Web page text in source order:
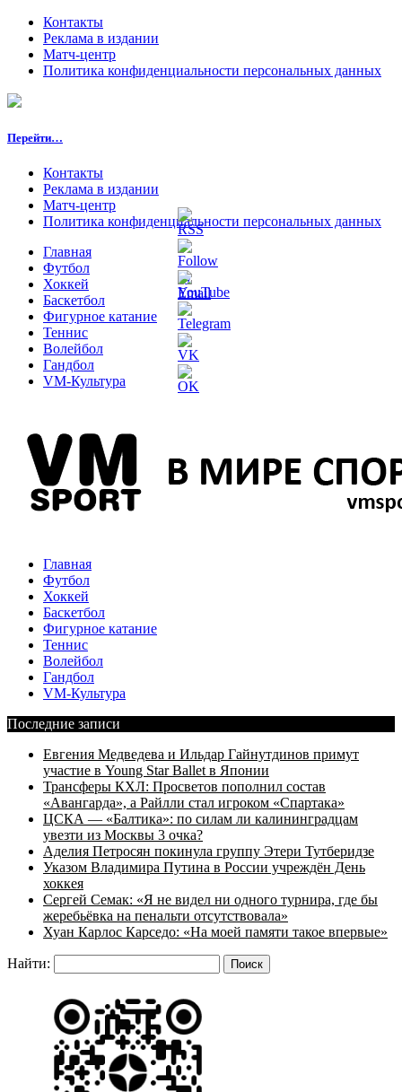
Контакты
Реклама в издании
Матч-центр
Политика конфиденциальности персональных данных
Перейти…
Контакты
Реклама в издании
Матч-центр
Политика конфиденциальности персональных данных
Главная
Футбол
Хоккей
Баскетбол
Фигурное катание
Теннис
Волейбол
Гандбол
VM-Культура
Главная
Футбол
Хоккей
Баскетбол
Фигурное катание
Теннис
Волейбол
Гандбол
VM-Культура
Последние записи
Евгения Медведева и Ильдар Гайнутдинов примут
участие в Young Star Ballet в Японии
Трансферы КХЛ: Просветов пополнил состав
«Авангарда», а Райлли стал игроком «Спартака»
ЦСКА — «Балтика»: по силам ли калининградцам
увезти из Москвы 3 очка?
Аделия Петросян покинула группу Этери Тутберидзе
Указом Владимира Путина в России учреждён День
хоккея
Сергей Семак: «Я не видел ни одного турнира, где бы
жеребьёвка на пенальти отсутствовала»
Хуан Карлос Карседо: «На моей памяти такое впервые»
Найти: